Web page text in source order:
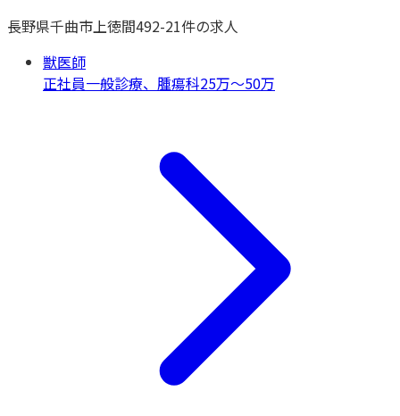
長野県千曲市上徳間492-21件の求人
獣医師
正社員一般診療、腫瘍科25万～50万